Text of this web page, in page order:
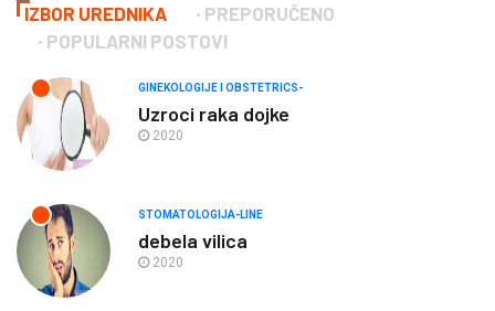
IZBOR UREDNIKA
PREPORUČENO
POPULARNI POSTOVI
GINEKOLOGIJE I OBSTETRICS-
Uzroci raka dojke
2020
STOMATOLOGIJA-LINE
debela vilica
2020